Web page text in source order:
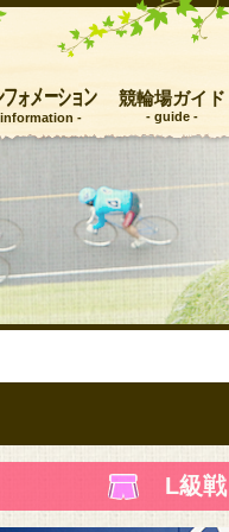
ォメーション 競輪場ガイド
L級戦